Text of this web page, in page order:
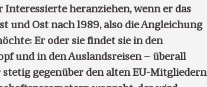
Interessierte heranziehen, wenn er das
und Ost nach 1989, also die Angleichung
Er oder sie findet sie in den
und in den Auslandsreisen – überall
gegenüber den alten EU-Mitgliedern